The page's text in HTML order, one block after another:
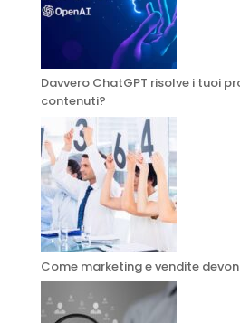
Davvero ChatGPT risolve i tuoi
contenuti?
Come marketing e vendite